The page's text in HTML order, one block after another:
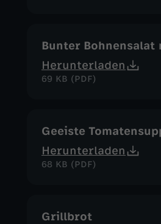
Bunter Bohnensalat
Herunterladen
69 KB (PDF)
Geeiste
Herunterladen
68 KB (PDF)
Grillbrot